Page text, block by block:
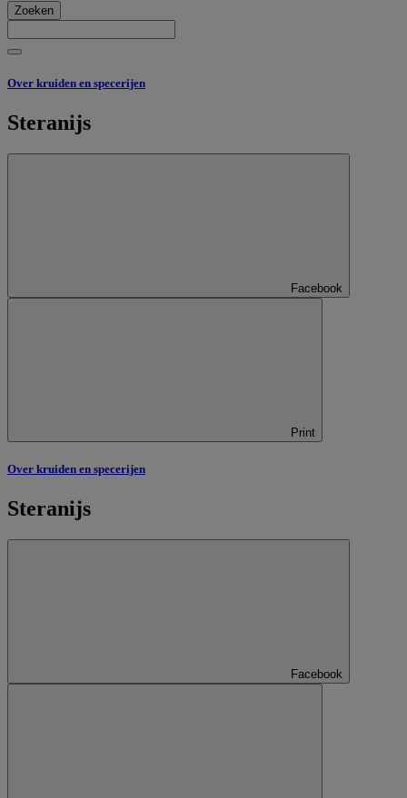
Zoeken
Over kruiden en specerijen
Steranijs
Facebook
Print
Over kruiden en specerijen
Steranijs
Facebook